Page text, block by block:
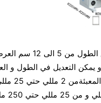
يمكن التعديل في الطول و
حتي